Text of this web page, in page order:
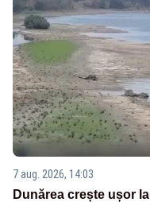
7 aug. 2026, 14:03
Dunărea crește ușor